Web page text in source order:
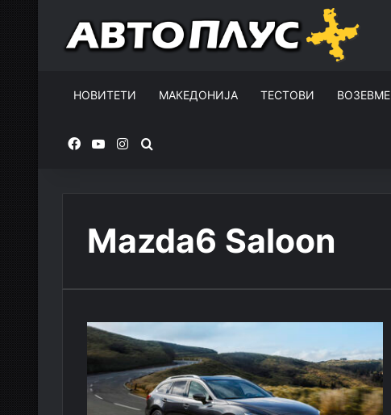
НОВИТЕТИ МАКЕДОНИЈА ТЕСТОВИ ВОЗЕВМЕ
FacebookYouTubeInstagram
Mazda6 Saloon